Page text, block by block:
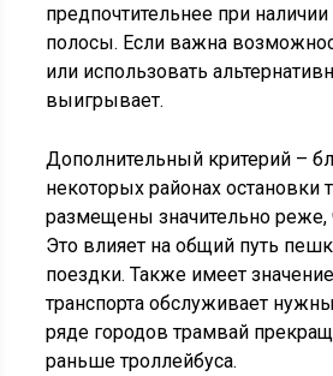
предпочтительнее при
полосы. Если важна
или использовать
выигрывает.
Дополнительный критерий –
некоторых районах остановки
размещены значительно реже,
Это влияет на общий путь
поездки. Также имеет
транспорта обслуживает
ряде городов трамвай
раньше троллейбуса.